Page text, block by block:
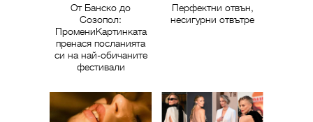
От Банско до
Созопол:
ПромениКартинката
пренася посланията
си на най-обичаните
фестивали
Перфектни отвън,
несигурни отвътре